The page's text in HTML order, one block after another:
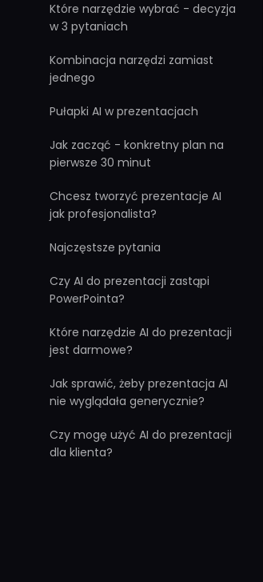
Które narzędzie wybrać - decyzja
w 3 pytaniach
Kombinacja narzędzi zamiast
jednego
Pułapki AI w prezentacjach
Jak zacząć - konkretny plan na
pierwsze 30 minut
Chcesz tworzyć prezentacje AI
jak profesjonalista?
Najczęstsze pytania
Czy AI do prezentacji zastąpi
PowerPointa?
Które narzędzie AI do prezentacji
jest darmowe?
Jak sprawić, żeby prezentacja AI
nie wyglądała generycznie?
Czy mogę użyć AI do prezentacji
dla klienta?